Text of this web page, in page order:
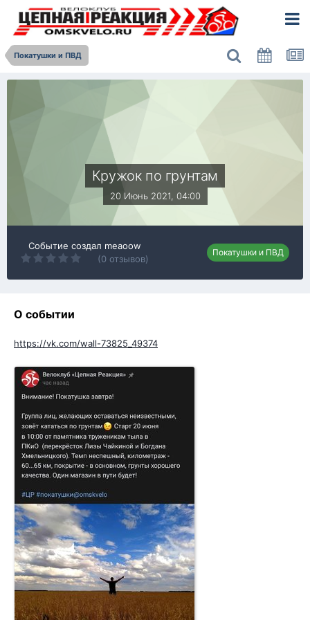
Покатушки и ПВД
Кружок по грунтам
20 Июнь 2021, 04:00
Событие создал meaoow
(0 отзывов)
Покатушки и ПВД
О событии
https://vk.com/wall-73825_49374